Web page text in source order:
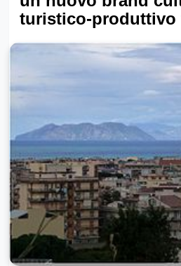
turistico-produttivo